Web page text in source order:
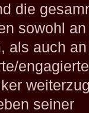
die
sowohl
als auch an
engagierte
seiner